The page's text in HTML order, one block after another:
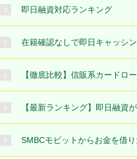
即日融資対応ランキング
在籍確認なしで即日キャッシ
【徹底比較】信販系カードロ
【最新ランキング】即日融資
SMBCモビットからお金を借り